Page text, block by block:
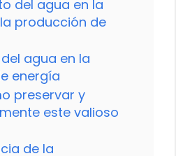
del agua en la
producción de
agua en la
energía
preservar y
este valioso
de la